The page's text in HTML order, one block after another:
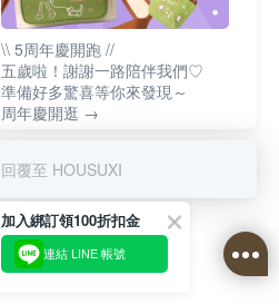
\\ 5周年慶開跑 //
五歲啦！謝謝一路陪伴我們♡
準備好多驚喜等你來發現～
周年慶開逛 →
回覆至 HOUSUXI
加入綁訂領100折扣金
連結 LINE 帳號